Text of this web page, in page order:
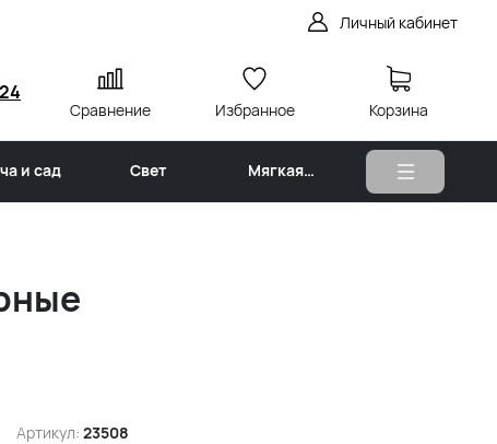
Личный кабинет
Сравнение Избранное Корзина
и сад Свет
Мягкая
Артикул: 23508